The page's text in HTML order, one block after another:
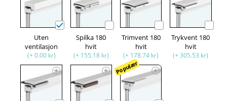
Uten
ventilasjon
(+ 0.00 kr)
Spilka 180
hvit
(+ 155.18 kr)
Trimvent 180
hvit
(+ 178.74 kr)
Trykvent 180
hvit
(+ 305.53 kr)
Populær